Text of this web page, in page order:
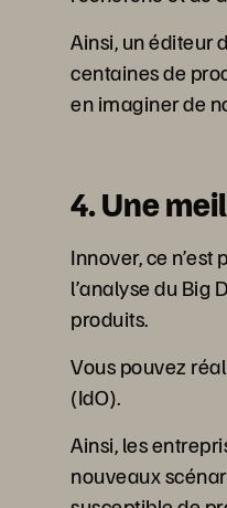
Ainsi, un éditeur
centaines de
en imaginer de
4. Une
Innover, ce
l’analyse du Big
produits.
Vous pouvez
(IdO).
Ainsi, les
nouveaux